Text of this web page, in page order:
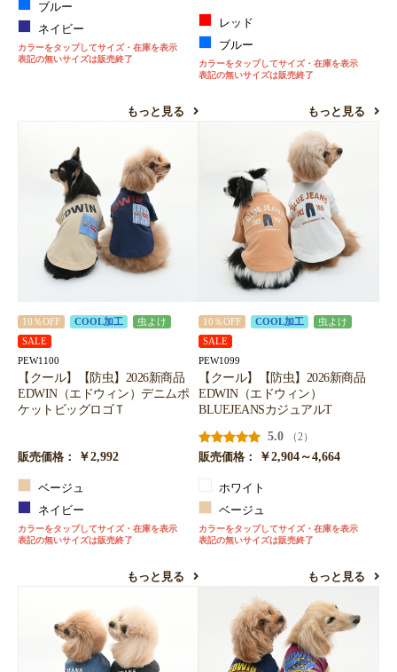
ブルー
ネイビー
カラーをタップしてサイズ・在庫を表示
表記の無いサイズは販売終了
もっと見る
レッド
ブルー
カラーをタップしてサイズ・在庫を表示
表記の無いサイズは販売終了
もっと見る
10％OFF COOL加工
虫よけ
SALE
PEW1100
【クール】【防虫】2026新商品
EDWIN（エドウィン）デニムポ
ケットビッグロゴＴ
販売価格： ￥2,992
ベージュ
ネイビー
カラーをタップしてサイズ・在庫を表示
表記の無いサイズは販売終了
もっと見る
10％OFF COOL加工
虫よけ
SALE
PEW1099
【クール】【防虫】2026新商品
EDWIN（エドウィン）
BLUEJEANSカジュアルT
5.0
（2）
販売価格：
￥2,904～4,664
ホワイト
ベージュ
カラーをタップしてサイズ・在庫を表示
表記の無いサイズは販売終了
もっと見る